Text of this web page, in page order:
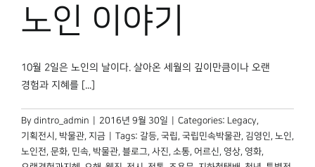
노인 이야기
10월 2일은 노인의 날이다. 살아온 세월의 깊이만큼이나 오랜
경험과 지혜를 [...]
By dintro_admin 2016년 9월 30일 Categories: Legacy,
기획전시 , 박물관, 지금 Tags: 갈등, 국립, 국립민속박물관, 김영인, 노인,
노인전, 문화, 민속, 박물관, 블로그, 사진, 소통, 어르신, 영상, 영화,